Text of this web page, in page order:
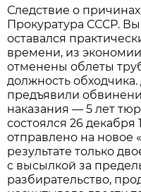
Следствие о
Прокуратура СССР.
оставался
времени, из
отменены облеты
должность
предъявили
наказания — 5 лет
состоялся 26 декабря
отправлено на новое
результате только
с высылкой за
разбирательство,